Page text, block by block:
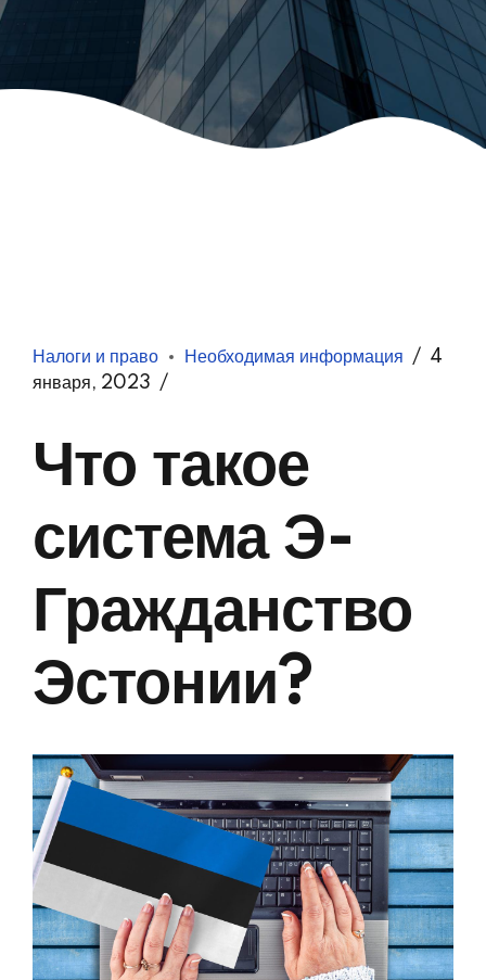
Налоги и право Необходимая информация
4
января, 2023
Что такое
система Э-
Гражданство
Эстонии?